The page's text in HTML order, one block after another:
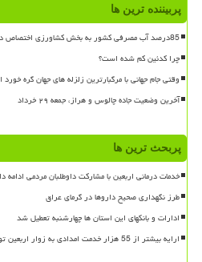
پربیننده ترین ها
85درصد آب مصرفی کشور به بخش کشاورزی اختصاص دارد، آن هم با قیمت خیلی پایین
چرا کدئین کم شده است؟
وقتی جام جهانی با مرگبارترین زلزله های جهان گره
آخرین وضعیت جاده چالوس و هراز، جمعه ۲۹ خرداد
پربحث ترین ها
خدمات درمانی اربعین با مشارکت داوطلبان مردمی ادامه
طرز نگهداری صحیح داروها در گرمای عراق
ادارات و بانکهای این استان ها چهارشنبه تعطیل شد
ارایه بیشتر از 55 هزار خدمت امدادی به زوار اربعین توسط هلال احمر